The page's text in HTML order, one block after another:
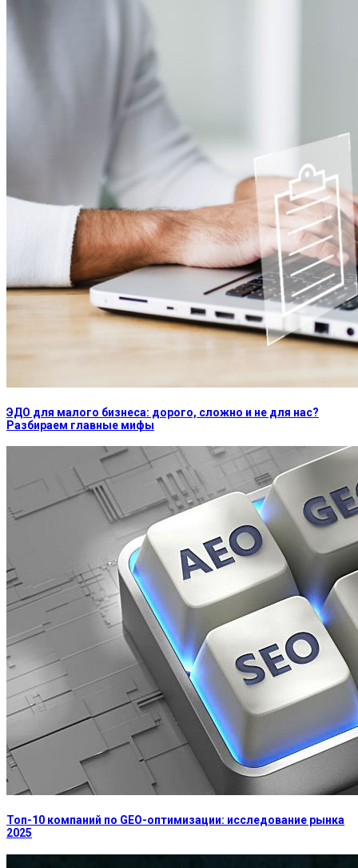
ЭДО для малого бизнеса: дорого, сложно и не для нас?
Разбираем главные мифы
Топ-10 компаний по GEO-оптимизации: исследование рынка
2025